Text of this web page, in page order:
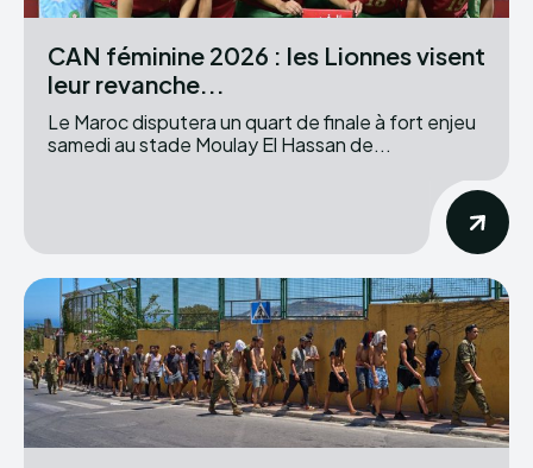
CAN féminine 2026 : les Lionnes visent
leur revanche...
Le Maroc disputera un quart de finale à fort enjeu
samedi au stade Moulay El Hassan de...